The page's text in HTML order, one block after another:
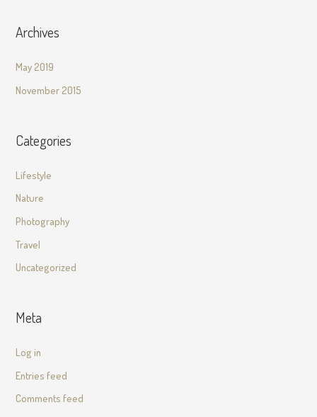
Archives
May 2019
November 2015
Categories
Lifestyle
Nature
Photography
Travel
Uncategorized
Meta
Log in
Entries feed
Comments feed